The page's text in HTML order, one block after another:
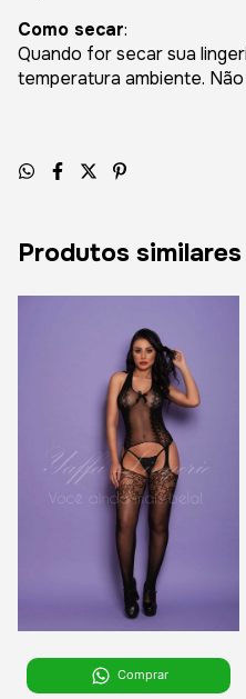
Como secar:
Quando for secar sua
temperatura ambiente.
Produtos similares
Comprar